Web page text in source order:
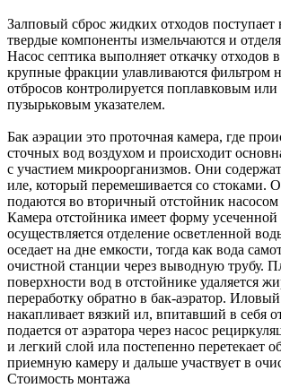
Залповый сброс жидких отходов поступает
твердые компоненты измельчаются и
Насос септика выполняет откачку отходов
крупные фракции улавливаются фильтром
отбросов контролируется поплавковым
пузырьковым указателем.
Бак аэрации это проточная камера, где
сточных вод воздухом и происходит
с участием микроорганизмов. Они
иле, который перемешивается со стоками.
подаются во вторичный отстойник
Камера отстойника имеет форму
осуществляется отделение осветленной
оседает на дне емкости, тогда как вода
очистной станции через выводную трубу.
поверхности вод в отстойнике удаляется
переработку обратно в бак-аэратор.
накапливает вязкий ил, впитавший в себя
подается от аэратора через насос
и легкий слой ила постепенно перетекает
приемную камеру и дальше участвует в
Стоимость монтажа